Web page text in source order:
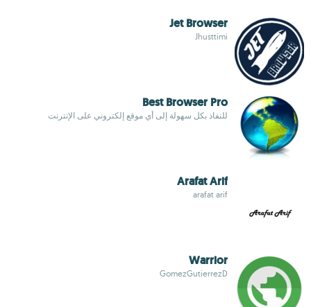
Jet Browser
Jhusttimi
Best Browser Pro
للنفاذ بكل سهولة إلى أي موقع إلكتروني على الإنترنت
Arafat Arif
arafat arif
Warrior
GomezGutierrezD